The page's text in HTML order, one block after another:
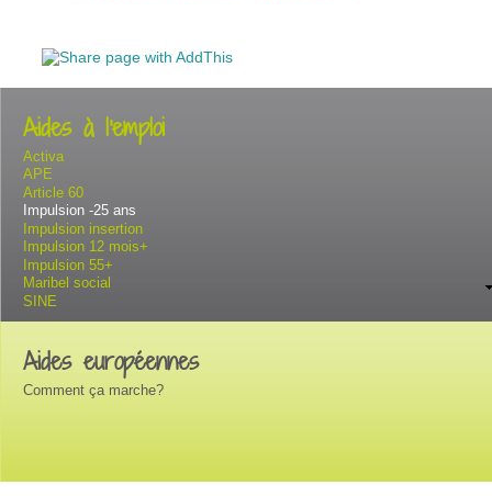
Aides à l'emploi
Activa
APE
Article 60
Impulsion -25 ans
Impulsion insertion
Impulsion 12 mois+
Impulsion 55+
Maribel social
SINE
Aides européennes
Comment ça marche?